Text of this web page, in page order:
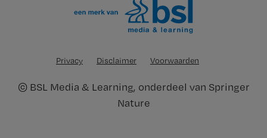
Privacy Disclaimer Voorwaarden
© BSL Media & Learning, onderdeel van Springer
Nature